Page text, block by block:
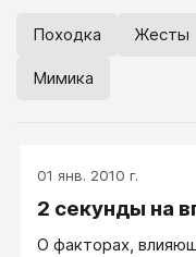
Походка Жесты
Мимика
01 янв. 2010 г.
2 секунды на
О факторах,